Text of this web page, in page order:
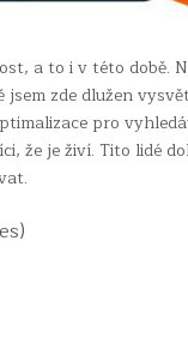
a to i v této době.
zde dlužen
pro
že je živí. Tito lidé